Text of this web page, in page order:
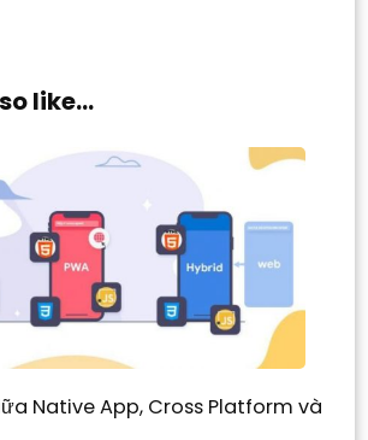
like...
Native App, Cross Platform và